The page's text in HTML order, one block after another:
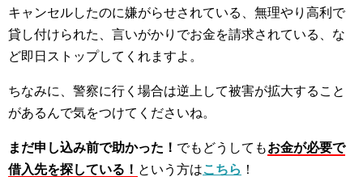
キャンセルしたのに嫌がらせされている、無理やり高利で
貸し付けられた、言いがかりでお金を請求されている、な
ど即日ストップしてくれますよ。
ちなみに、警察に行く場合は逆上して被害が拡大すること
があるんで気をつけてくださいね。
まだ申し込み前で助かった！ でもどうしてもお金が必要で
借入先を探している！ という方はこちら ！